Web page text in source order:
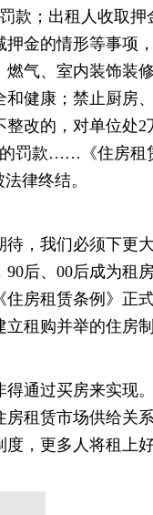
款；出租人收取
金的情形等事项
气、室内装饰装
健康；禁止厨房
改的，对单位处
罚款……《住房租
律终结。
，我们必须下更
后、00后成为租
房租赁条例》正
租购并举的住房
通过买房来实现
租赁市场供给关
，更多人将租上